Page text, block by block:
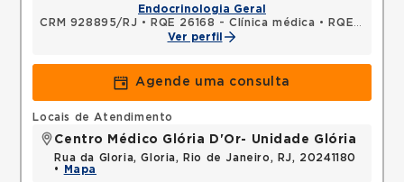
Endocrinologia Geral
CRM 928895/RJ • RQE 26168 - Clínica médica •
RQE 26169 - Endocrinologia e metabologia
Ver perfil
Agende uma consulta
Locais de Atendimento
Centro Médico Glória D'Or- Unidade Glória
Rua da Gloria, Gloria, Rio de Janeiro, RJ, 20241180
•
Mapa